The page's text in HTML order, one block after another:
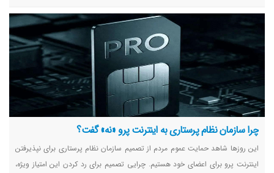
چرا سازمان نظام پرستاری به اینترنت پرو «نه» گفت؟
این روزها شاهد حمایت عموم مردم از تصمیم سازمان نظام پرستاری برای نپذیرفتن
اینترنت پرو برای اعضای خود هستیم. چرایی تصمیم برای رد کردن این امتیاز ویژه،